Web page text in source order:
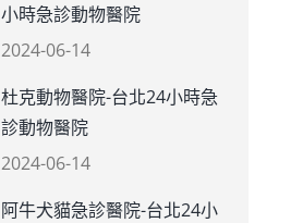
小時急診動物醫院
2024-06-14
杜克動物醫院-台北24小時急
診動物醫院
2024-06-14
阿牛犬貓急診醫院-台北24小